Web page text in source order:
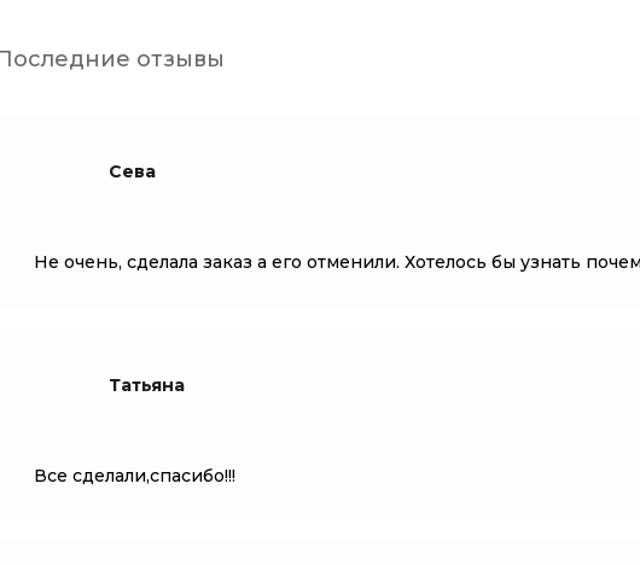
отзывы
Сева
Не очень, сделала заказ а его отменили. Хотелось бы узнать
Татьяна
Все сделали,спасибо!!!